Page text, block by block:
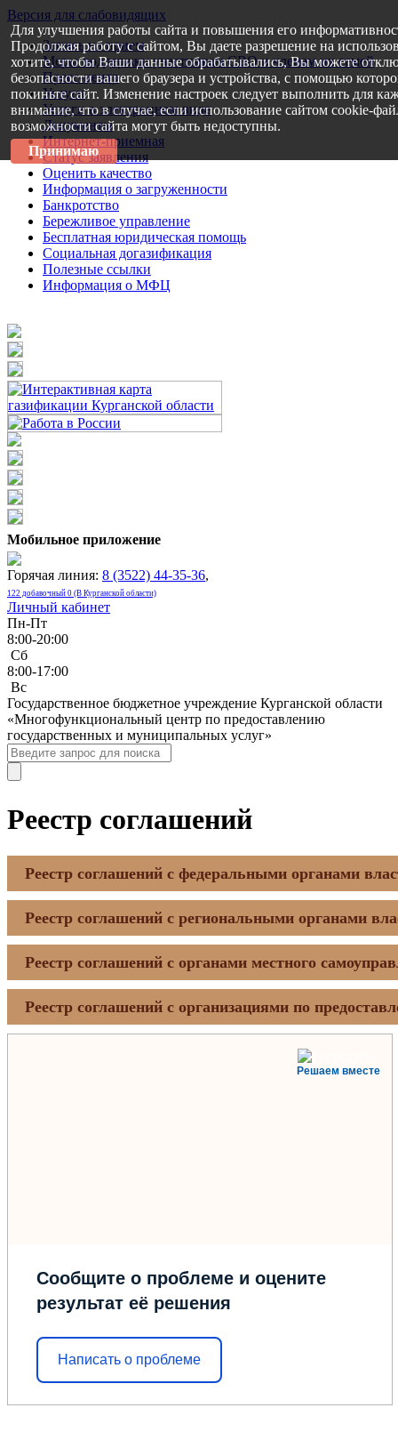
Версия для слабовидящих
Запись на прием
Меры поддержки участникам СВО и членам их семей
Пресс-центр
Услуги
Услуги в электронном виде
Документы
Интернет-приемная
Статус заявления
Оценить качество
Информация о загруженности
Банкротство
Бережливое управление
Бесплатная юридическая помощь
Социальная догазификация
Полезные ссылки
Информация о МФЦ
Мобильное приложение
Горячая линия: 8 (3522) 44-35-36,
122 добавочный 0 (В Курганской области)
Личный кабинет
Пн-Пт
8:00-20:00
Сб
8:00-17:00
Bc
Государственное бюджетное учреждение Курганской области
«Многофункциональный центр по предоставлению
государственных и муниципальных услуг»
Реестр соглашений
Реестр соглашений с федеральными органами
Реестр соглашений с региональными органами
Реестр соглашений с органами местного
Реестр соглашений с организациями по
Решаем вместе
Сообщите о проблеме и оцените
результат её решения
Написать о проблеме
Для улучшения работы сайта и повышения его
Продолжая работу с сайтом, Вы даете разрешение на
хотите, чтобы Ваши данные обрабатывались, Вы можете
безопасности вашего браузера и устройства, с помощью
покиньте сайт. Изменение настроек следует выполнить для
внимание, что в случае, если использование сайтом cookie-
возможности сайта могут быть недоступны.
Принимаю